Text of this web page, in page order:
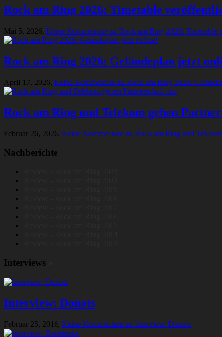
Rock am Ring 2026: Timetable
Mai 5, 2026, Keine Kommentare zu Rock am Ring 2026: Timetable
Rock am Ring 2026: Geländeplan jetzt
April 17, 2026, Keine Kommentare zu Rock am Ring 2026:
Rock am Ring und Telekom gehen
Februar 26, 2026, Keine Kommentare zu Rock am Ring und
Nachberichte
Interviews
Interview: Donots
Februar 25, 2016, Keine Kommentare zu Interview: Donots